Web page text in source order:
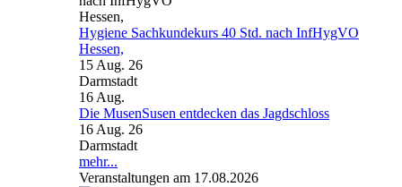
Hygiene Sachkundekurs 40 Std. nach InfHygVO
Hessen,
15 Aug. 26
Darmstadt
16 Aug.
Die MusenSusen entdecken das Jagdschloss
16 Aug. 26
Darmstadt
mehr...
Veranstaltungen am 17.08.2026